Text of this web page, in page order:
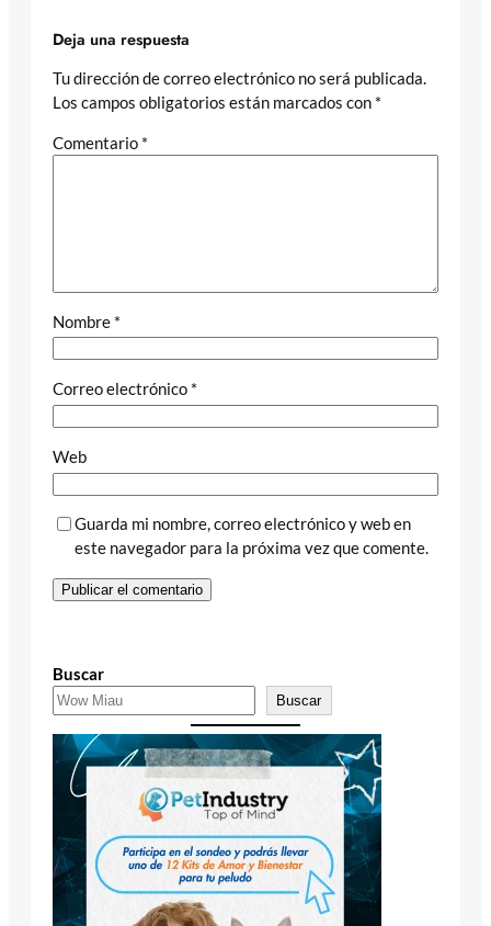
Deja una respuesta
Tu dirección de correo electrónico no será publicada.
Los campos obligatorios están marcados con *
Comentario *
Nombre *
Correo electrónico *
Web
Guarda mi nombre, correo electrónico y web en
este navegador para la próxima vez que comente.
Buscar
Buscar